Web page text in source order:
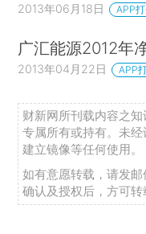
2013年06月18日 APP
广汇能源2012年
2013年04月22日 APP
财新网所刊载内容之
专属所有或持有。未
建立镜像等任何使用。
如有意愿转载，请发邮
确认及授权后，方可转